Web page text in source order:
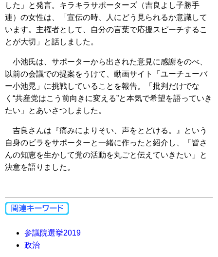
した」と発言。キラキラサポーターズ（吉良よし子勝手
連）の女性は、「宣伝の時、人にどう見られるか意識して
います。主権者として、自分の言葉で応援スピーチするこ
とが大切」と話しました。
小池氏は、サポーターから出された意見に感謝をのべ、
以前の会議での提案をうけて、動画サイト「ユーチューバ
ー小池晃」に挑戦していることを報告。「批判だけでな
く“共産党はこう前向きに変える”と本気で希望を語っていき
たい」とあいさつしました。
吉良さんは『痛みによりそい、声をとどける。』という
自身のビラをサポーターと一緒に作ったと紹介し、「皆さ
んの知恵を生かして党の活動を丸ごと伝えていきたい」と
決意を語りました。
参議院選挙2019
政治